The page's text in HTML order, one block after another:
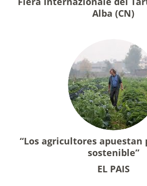
Alba (CN)
“Los agricultores
sostenible”
EL PAIS